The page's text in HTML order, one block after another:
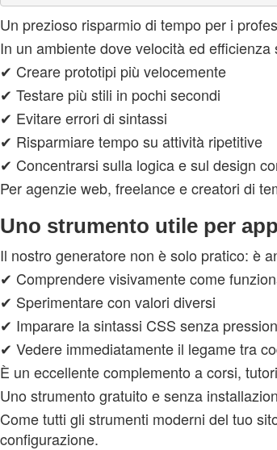
Un prezioso risparmio di tempo per i
In un ambiente dove velocità ed
✔ Creare prototipi più velocemente
✔ Testare più stili in pochi secondi
✔ Evitare errori di sintassi
✔ Risparmiare tempo su attività ripetitive
✔ Concentrarsi sulla logica e sul design
Per agenzie web, freelance e creatori di
Uno strumento utile per
Il nostro generatore non è solo pratico: è
✔ Comprendere visivamente come
✔ Sperimentare con valori diversi
✔ Imparare la sintassi CSS senza
✔ Vedere immediatamente il legame tra
È un eccellente complemento a corsi,
Uno strumento gratuito e senza
Come tutti gli strumenti moderni del tuo
configurazione.